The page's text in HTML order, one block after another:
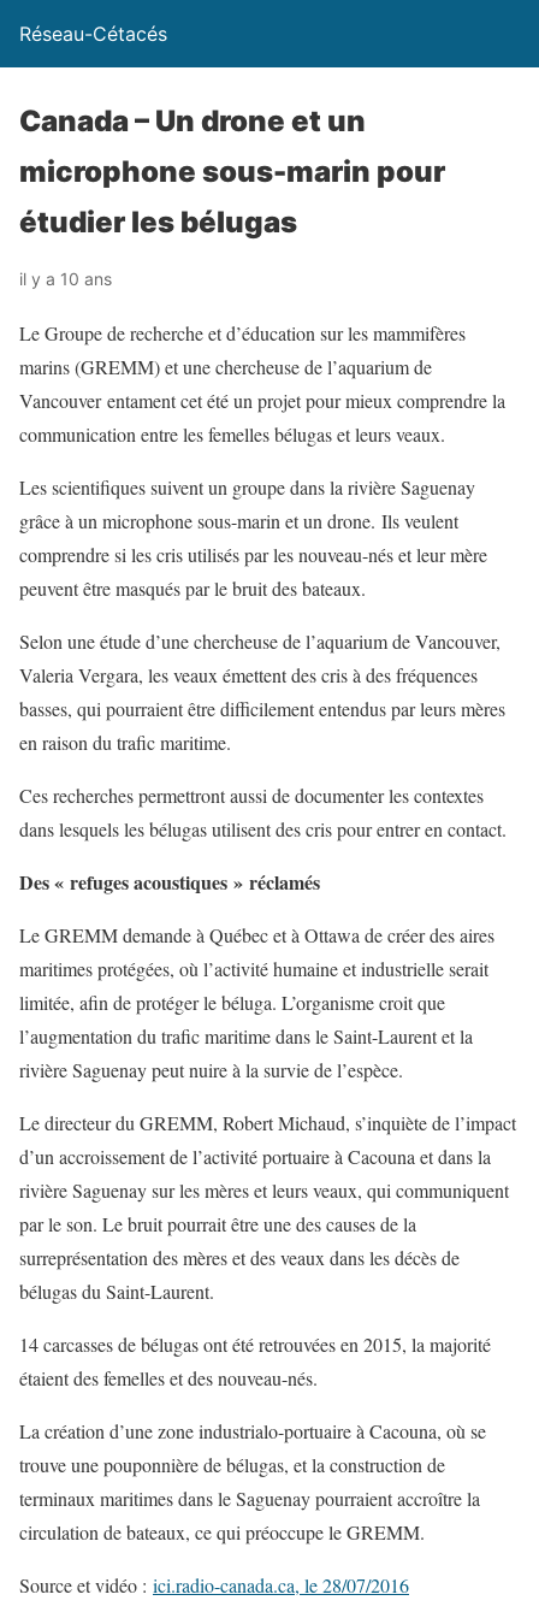
Réseau-Cétacés
Canada – Un drone et un
microphone sous-marin pour
étudier les bélugas
il y a 10 ans
Le Groupe de recherche et d’éducation sur les mammifères
marins (GREMM) et une chercheuse de l’aquarium de
Vancouver entament cet été un projet pour mieux comprendre la
communication entre les femelles bélugas et leurs veaux.
Les scientifiques suivent un groupe dans la rivière Saguenay
grâce à un microphone sous-marin et un drone. Ils veulent
comprendre si les cris utilisés par les nouveau-nés et leur mère
peuvent être masqués par le bruit des bateaux.
Selon une étude d’une chercheuse de l’aquarium de Vancouver,
Valeria Vergara, les veaux émettent des cris à des fréquences
basses, qui pourraient être difficilement entendus par leurs mères
en raison du trafic maritime.
Ces recherches permettront aussi de documenter les contextes
dans lesquels les bélugas utilisent des cris pour entrer en contact.
Des « refuges acoustiques » réclamés
Le GREMM demande à Québec et à Ottawa de créer des aires
maritimes protégées, où l’activité humaine et industrielle serait
limitée, afin de protéger le béluga. L’organisme croit que
l’augmentation du trafic maritime dans le Saint-Laurent et la
rivière Saguenay peut nuire à la survie de l’espèce.
Le directeur du GREMM, Robert Michaud, s’inquiète de l’impact
d’un accroissement de l’activité portuaire à Cacouna et dans la
rivière Saguenay sur les mères et leurs veaux, qui communiquent
par le son. Le bruit pourrait être une des causes de la
surreprésentation des mères et des veaux dans les décès de
bélugas du Saint-Laurent.
14 carcasses de bélugas ont été retrouvées en 2015, la majorité
étaient des femelles et des nouveau-nés.
La création d’une zone industrialo-portuaire à Cacouna, où se
trouve une pouponnière de bélugas, et la construction de
terminaux maritimes dans le Saguenay pourraient accroître la
circulation de bateaux, ce qui préoccupe le GREMM.
Source et vidéo : ici.radio-canada.ca, le 28/07/2016